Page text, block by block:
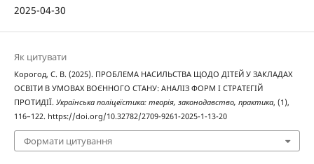
2025-04-30
Як цитувати
Корогод, С. В. (2025). ПРОБЛЕМА НАСИЛЬСТВА ЩОДО ДІТЕЙ У ЗАКЛАДАХ
ОСВІТИ В УМОВАХ ВОЄННОГО СТАНУ: АНАЛІЗ ФОРМ І СТРАТЕГІЙ
ПРОТИДІЇ. Українська поліцеїстика: теорія, законодавство, практика, (1),
116–122. https://doi.org/10.32782/2709-9261-2025-1-13-20
Формати цитування